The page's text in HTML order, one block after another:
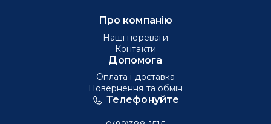
Телефонуйте
Про компанію
Наші переваги
Контакти
Допомога
Оплата і доставка
Повернення та обмін